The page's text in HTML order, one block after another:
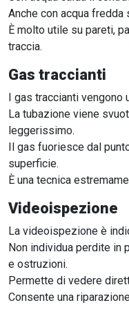
Anche con acqua fredda
È molto utile su pareti,
traccia.
Gas traccianti
I gas traccianti
La tubazione viene
leggerissimo.
Il gas fuoriesce dal
superficie.
È una tecnica
Videoispezione
La videoispezione è
Non individua perdite in
e ostruzioni.
Permette di vedere
Consente una